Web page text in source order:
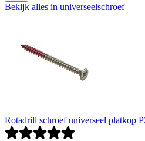
Bekijk alles in universeelschroef
Rotadrill schroef universeel platkop